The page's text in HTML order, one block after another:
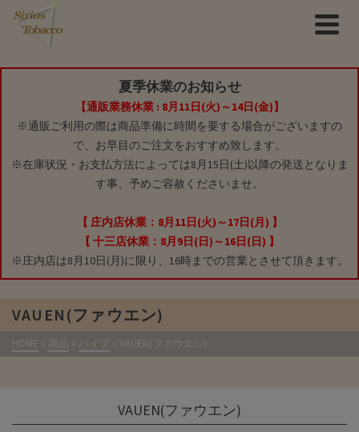
夏季休業のお知らせ
【通販業務休業 : 8月11日(火)～14日(金)】
※通販ご利用の際は商品準備に時間を要する場合がございますの
で、お早目のご注文をおすすめ致します。
※在庫状況・お支払方法によっては8月15日(土)以降の発送となりま
す事、予めご容赦くださいませ。
【 庄内店休業：8月11日(火)～17日(月) 】
【 十三店休業：8月9日(日)～16日(日) 】
※庄内店は8月10日(月)に限り、16時までの営業とさせて頂きます。
VAUEN(ファウエン)
HOME » 商品 » パイプ » VAUEN(ファウエン)
VAUEN(ファウエン)